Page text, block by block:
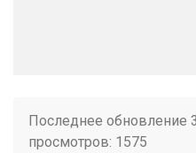
Последнее обновление
просмотров: 1575